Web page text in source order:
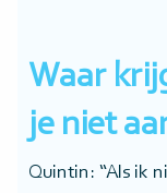
Waar
je niet
Quintin: “Als ik